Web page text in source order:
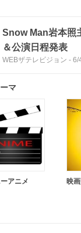
Snow Man岩本照
＆公演日程発表
WEBザテレビジョン - 6/
マ
アニメ 映